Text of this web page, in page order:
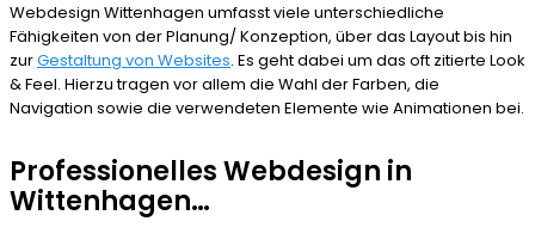
Webdesign Wittenhagen umfasst viele unterschiedliche
Fähigkeiten von der Planung/ Konzeption, über das Layout bis hin
zurGestaltung von Websites. Es geht dabei um das oft zitierte Look
& Feel. Hierzu tragen vor allem die Wahl der Farben, die
Navigation sowie die verwendeten Elemente wie Animationen bei.
Professionelles Webdesign in
Wittenhagen…